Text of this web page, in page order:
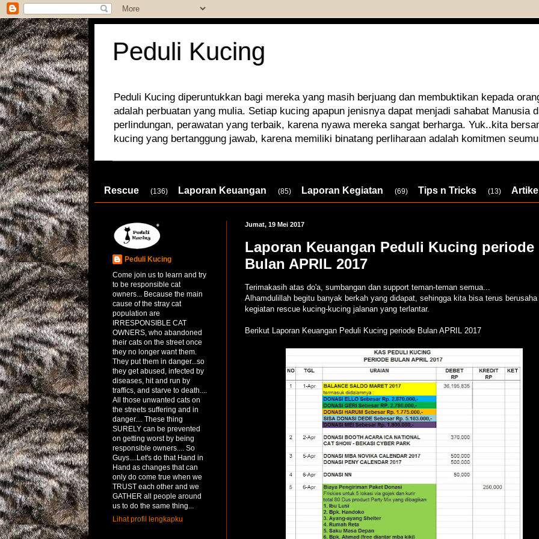
Peduli Kucing
Peduli Kucing diperuntukkan bagi mereka yang masih berjuang dan membuktikan kepada
adalah perbuatan yang mulia. Setiap kucing apapun jenisnya dapat menjadi sahabat Manusia
perlindungan, perawatan yang terbaik, karena nyawa mereka sangat berharga. Yuk..kita
kucing yang bertanggung jawab, karena memiliki binatang perliharaan adalah komitmen
Rescue (136) Laporan Keuangan (85) Laporan Kegiatan (69) Tips n Tricks (13)
Jumat, 19 Mei 2017
Laporan Keuangan Peduli Kucing periode
Bulan APRIL 2017
Terimakasih atas do'a, sumbangan dan support teman-teman semua...
Alhamdulillah begitu banyak berkah yang didapat, sehingga kita bisa terus berusaha
kegiatan rescue kucing-kucing jalanan yang terlantar.
Berikut Laporan Keuangan Peduli Kucing periode Bulan APRIL 2017
Peduli Kucing
Come join us to learn and try
to be responsible cat
owners... Because the main
cause of the stray cat
population are
IRRESPONSIBLE CAT
OWNERS, who abandoned
their cats on the street once
they no longer want them.
They put them in danger...so
they get abused, infected by
diseases, hit and run by
traffics, and starve to death....
All those unwanted cats on
the streets suffering and in
danger.... These thing
SURELY can be prevented
on getting worst by being
responsible owners.... So
Guys....Let's do that Hand in
Hand as changes that can
only do come true when we
TRUST each other and we
GATHER all people around
us to do the same thing...
Lihat profil lengkapku